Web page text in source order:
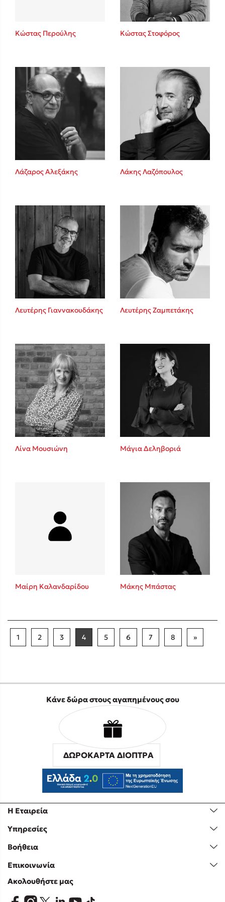
Κώστας Περούλης Κώστας Στοφόρος
Λάζαρος Αλεξάκης Λάκης Λαζόπουλος
Λευτέρης Γιαννακουδάκης Λευτέρης Ζαμπετάκης
Λίνα Μουσιώνη Μάγια Δεληβοριά
Μαίρη Καλανδαρίδου Μάκης Μπάστας
1 2 3 4 5 6 7 8 »
Η Εταιρεία
Υπηρεσίες
Βοήθεια
Επικοινωνία
Κάνε δώρα στους αγαπημένους σου
ΔΩΡΟΚΑΡΤΑ ΔΙΟΠΤΡΑ
Ακολουθήστε μας